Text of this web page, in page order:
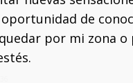
de
por mi zona o